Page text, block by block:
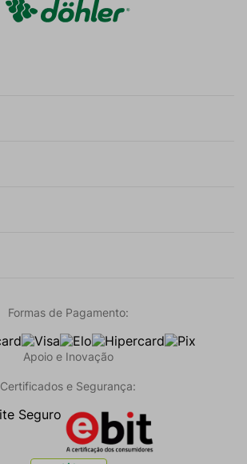
Formas de Pagamento:
Apoio e Inovação
Certificados e Segurança: